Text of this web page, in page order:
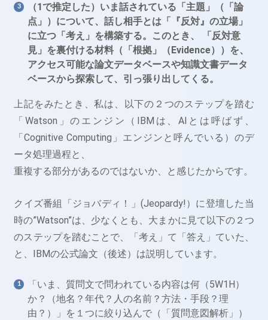
（1で推定した）いま話されている「主題」（「論
点」）について、話し相手とは「『反対』の立場」
に立つ「考え」を構築する。
このとき、 「反対意
見」を裏付ける材料（「根拠」（Evidence））を、
アクセス可能な論文データベースや知識文書データ
ベースから探索して、引っ張り出してくる。
上記をみたとき、私は、以下の２つのステップを踏む
「Watson」のエンジン（IBMは、AIとは呼ばず、
「Cognitive Computing」エンジンと呼んでいる）のデ
ータ処理過程と、
重複する部分があるのではないか、と感じたからです。
クイズ番組「ジョバディ！」(Jeopardy!）に登壇した当
時の”Watson”は、少なくとも、大まかに見て以下の２つ
のステップを踏むことで、「考え」て「答え」ていた、
と、IBMの公式論文（後述）は説明しています。
「いま、質問文で問われている内容は何（5W1H）
か？（地名？年代？人の名前？方法・手段？理
由？）」を１つに絞り込んで（「質問意図解析」）